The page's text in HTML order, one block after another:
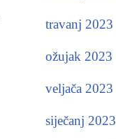
travanj 2023
ožujak 2023
veljača 2023
siječanj 2023